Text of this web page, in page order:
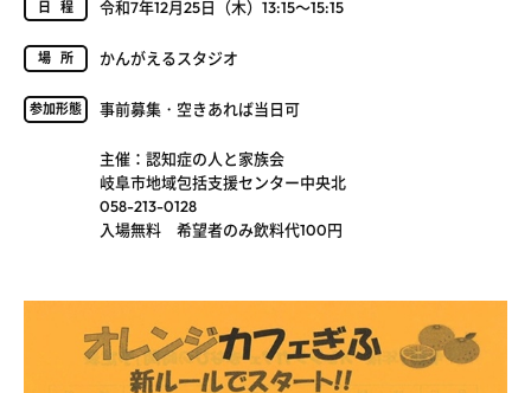
日程 令和7年12月25日（木）13:15～15:15
場所 かんがえるスタジオ
参加形態 事前募集・空きあれば当日可
主催：認知症の人と家族会
岐阜市地域包括支援センター中央北
058-213-0128
入場無料 希望者のみ飲料代100円